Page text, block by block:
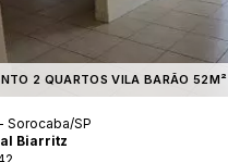
2 QUARTOS VILA BARÃO 52M²
Sorocaba/SP
Biarritz